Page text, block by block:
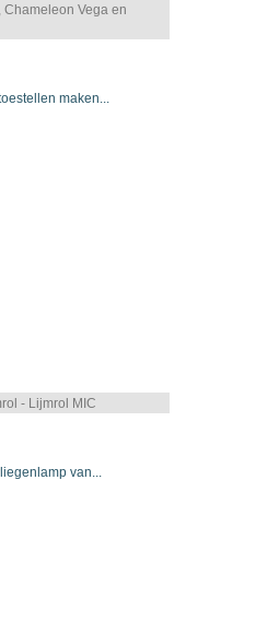
maken...
van...